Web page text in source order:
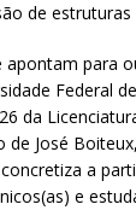
de
para
Federal
da
de José
a
e